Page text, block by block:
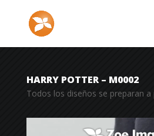
HARRY POTTER – M0002
Todos los diseños se preparan a